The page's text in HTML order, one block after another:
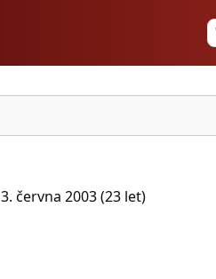
3. června 2003 (23 let)